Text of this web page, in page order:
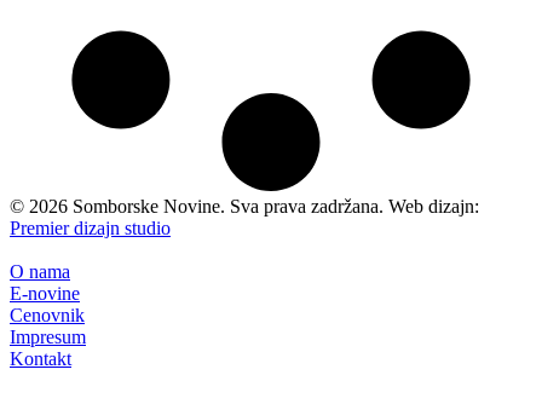
© 2026 Somborske Novine. Sva prava zadržana. Web dizajn:
Premier dizajn studio
O nama
E-novine
Cenovnik
Impresum
Kontakt